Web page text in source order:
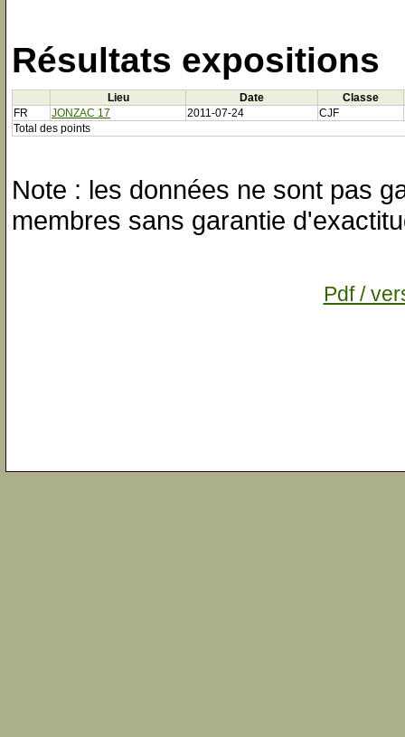
Résultats expositions
Lieu Date
Classe
FR
JONZAC 17 2011-07-24
CJF
Total des points
Note : les données ne sont pas
membres sans garantie
Pdf /